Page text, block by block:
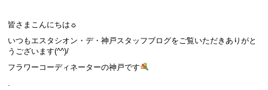
皆さまこんにちは☼
いつもエスタシオン・デ・神戸スタッフブログをご覧いただきありがと
うございます(^^)/
フラワーコーディネーターの神戸です
.